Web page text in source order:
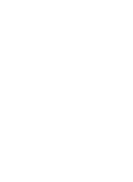
und
erklären ihr
Sie nur unter
die einen
des Jahres, in